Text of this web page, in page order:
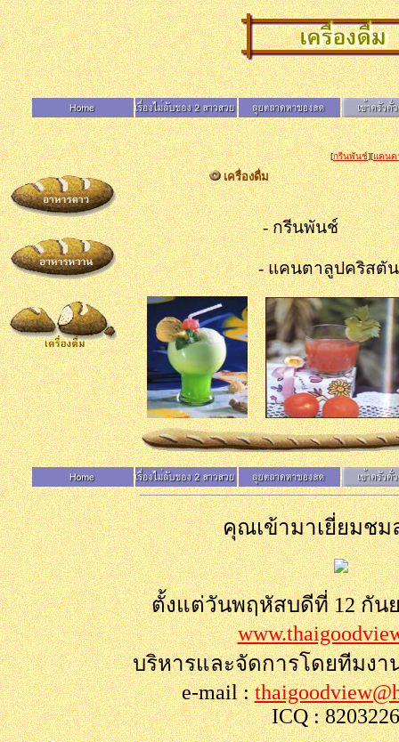
[กรีนพันช์][แคนต
เครื่องดื่ม
- กรีนพันช์ -
- แคนตาลูปคริสตัน -
คุณเข้ามาเยี่ยมช
ตั้งแต่วันพฤหัสบดีที่ 12 กัน
บริหารและจัดการโดยทีมง
e-mail :
ICQ :